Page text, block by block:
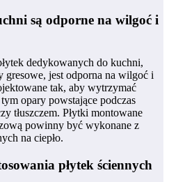
są odporne na wilgoć i
dedykowanych do kuchni,
gresowe, jest odporna na wilgoć i
tak, aby wytrzymać
opary powstające podczas
tłuszczem. Płytki montowane
powinny być wykonane z
na ciepło.
płytek ściennych